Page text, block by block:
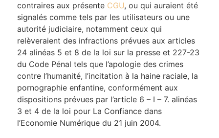
contraires aux présente CGU, ou qui auraient été
signalés comme tels par les utilisateurs ou une
autorité judiciaire, notamment ceux qui
relèveraient des infractions prévues aux articles
24 alinéas 5 et 8 de la loi sur la presse et 227-23
du Code Pénal tels que l’apologie des crimes
contre l’humanité, l’incitation à la haine raciale, la
pornographie enfantine, conformément aux
dispositions prévues par l’article 6 – I – 7. alinéas
3 et 4 de la loi pour La Confiance dans
l’Economie Numérique du 21 juin 2004.